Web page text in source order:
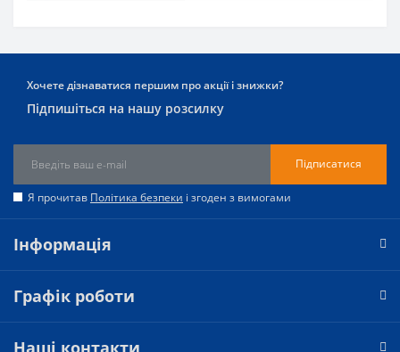
Хочете дізнаватися першим про акції і знижки?
Підпишіться на нашу розсилку
Підписатися
Я прочитав Політика безпеки і згоден з вимогами
Інформація
Графік роботи
Наші контакти